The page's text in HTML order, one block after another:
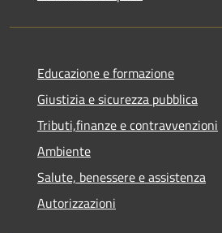
Educazione e formazione
Giustizia e sicurezza pubblica
Tributi,finanze e contravvenzioni
Ambiente
Salute, benessere e assistenza
Autorizzazioni